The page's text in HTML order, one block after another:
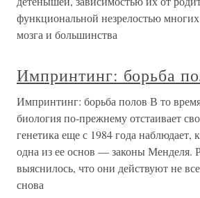
функциональной незрелостью
мозга и большинства
Импринтинг: борьба
Импринтинг: борьба полов В то
биология по-прежнему отстаивает
генетика еще с 1984 года наблюдает,
одна из ее основ — законы Менделя.
выяснилось, что они действуют не
снова